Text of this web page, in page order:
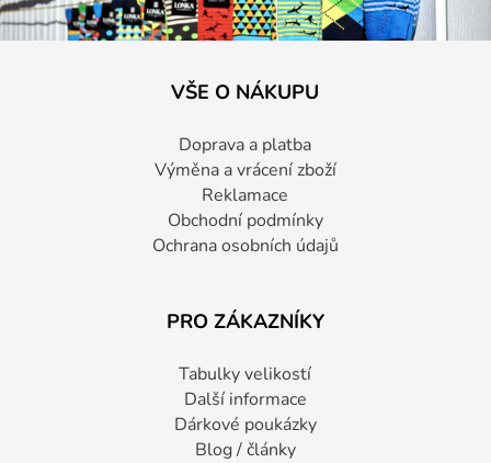
VŠE O NÁKUPU
Doprava a platba
Výměna a vrácení zboží
Reklamace
Obchodní podmínky
Ochrana osobních údajů
PRO ZÁKAZNÍKY
Tabulky velikostí
Další informace
Dárkové poukázky
Blog / články